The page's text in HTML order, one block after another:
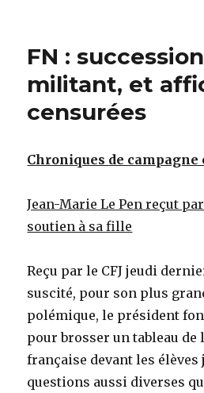
FN :
militant, et
censurées
Chroniques de campagne
Jean-Marie Le Pen reçut
soutien à sa fille
Reçu par le CFJ jeudi
suscité, pour son plus
polémique, le président
pour brosser un tableau
française devant les
questions aussi diverses